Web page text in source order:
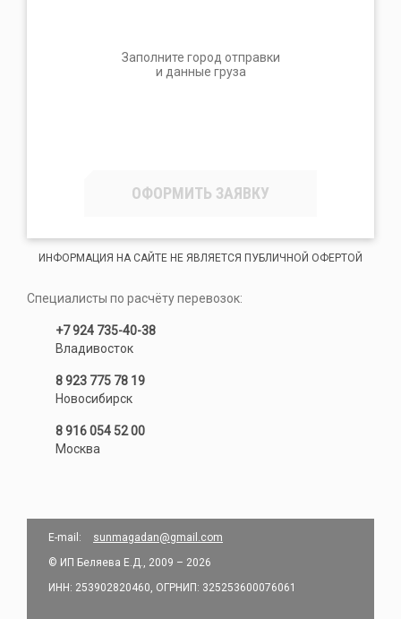
Заполните город отправки
и данные груза
ОФОРМИТЬ ЗАЯВКУ
ИНФОРМАЦИЯ НА САЙТЕ НЕ ЯВЛЯЕТСЯ ПУБЛИЧНОЙ ОФЕРТОЙ
Специалисты по расчёту перевозок:
+7 924 735-40-38
Владивосток
8 923 775 78 19
Новосибирск
8 916 054 52 00
Москва
E-mail:
sunmagadan@gmail.com
© ИП Беляева Е.Д., 2009 – 2026
ИНН: 253902820460, ОГРНИП: 325253600076061